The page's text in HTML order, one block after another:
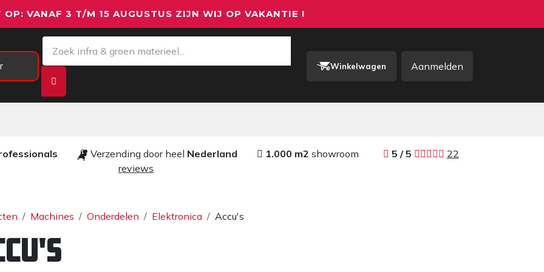
OP: VANAF 3 T/M 15 AUGUSTUS ZIJN WIJ OP VAKANTIE !
Winkelwagen Aanmelden
Verzending door heel Nederland 1.000 m2showroom 5 / 5 ​
22
reviews​
Machines Onderdelen Elektronica Accu's